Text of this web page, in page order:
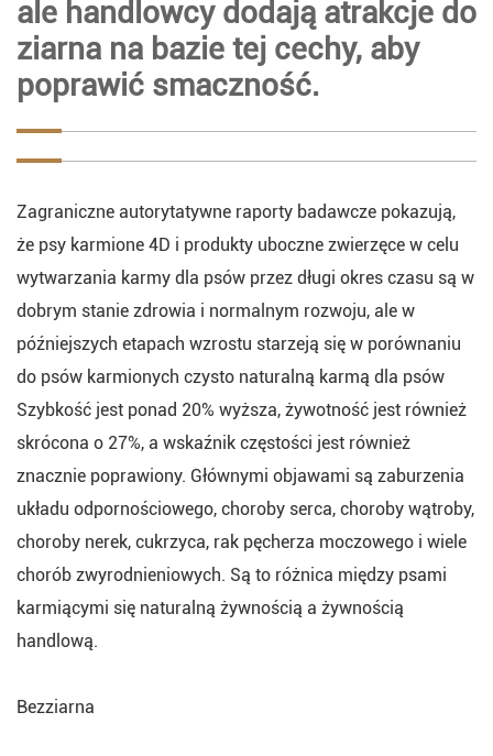
ale handlowcy dodają atrakcje do
ziarna na bazie tej cechy, aby
poprawić smaczność.
Zagraniczne autorytatywne raporty badawcze pokazują,
że psy karmione 4D i produkty uboczne zwierzęce w celu
wytwarzania karmy dla psów przez długi okres czasu są w
dobrym stanie zdrowia i normalnym rozwoju, ale w
późniejszych etapach wzrostu starzeją się w porównaniu
do psów karmionych czysto naturalną karmą dla psów
Szybkość jest ponad 20% wyższa, żywotność jest również
skrócona o 27%, a wskaźnik częstości jest również
znacznie poprawiony. Głównymi objawami są zaburzenia
układu odpornościowego, choroby serca, choroby wątroby,
choroby nerek, cukrzyca, rak pęcherza moczowego i wiele
chorób zwyrodnieniowych. Są to różnica między psami
karmiącymi się naturalną żywnością a żywnością
handlową.
Bezziarna